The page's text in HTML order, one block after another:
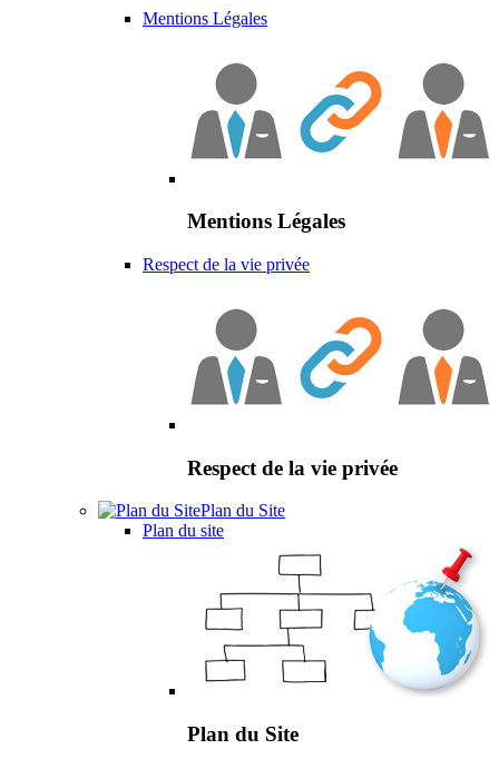
Mentions Légales
Mentions Légales
Respect de la vie privée
Respect de la vie privée
Plan du Site
Plan du site
Plan du Site